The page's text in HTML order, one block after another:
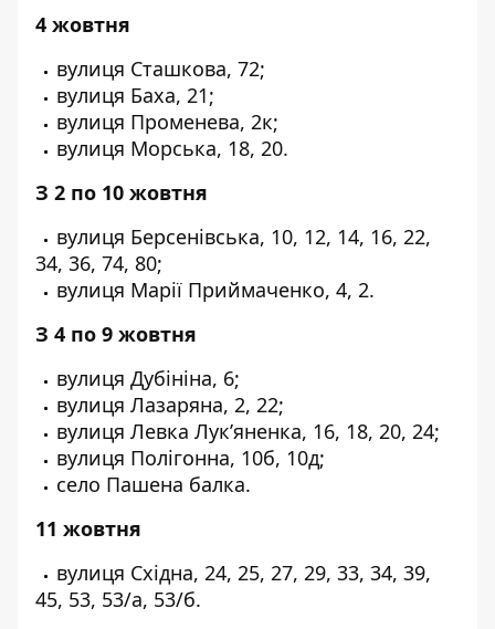
4 жовтня
вулиця Сташкова, 72;
вулиця Баха, 21;
вулиця Променева, 2к;
вулиця Морська, 18, 20.
З 2 по 10 жовтня
вулиця Берсенівська, 10, 12, 14, 16, 22,
34, 36, 74, 80;
вулиця Марії Приймаченко, 4, 2.
З 4 по 9 жовтня
вулиця Дубініна, 6;
вулиця Лазаряна, 2, 22;
вулиця Левка Лук’яненка, 16, 18, 20, 24;
вулиця Полігонна, 10б, 10д;
село Пашена балка.
11 жовтня
вулиця Східна, 24, 25, 27, 29, 33, 34, 39,
45, 53, 53/а, 53/б.